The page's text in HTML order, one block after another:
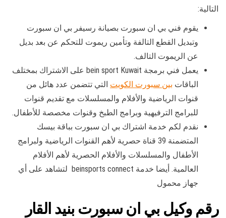
التالية:
يقوم فني بي ان سبورت بصيانة رسيفر بي ان سبورت
وتبديل القطع التالفة وتأمين ريموت للتحكم عن بعد بديل
عن الريموت التالف.
يعمل فني برمجة bein sport Kuwait على الاشتراك بمختلف
الباقات بين سبورت الكويت التي تتضمن عدد هائل من
قنوات الرياضية والأفلام والمسلسلات مع تقديم قنوات
للبرامج الترفيهية وبرامج الطبخ وقنوات مخصصة للأطفال.
نقدم لكم خدمة اشتراك بي ان سبورت بباقة بيسك
المتضمنة 39 قناة حصرية لأهم القنوات الرياضية ولبرامج
الأطفال والمسلسلات والأفلام الحصرية لأهم الأفلام
العالمية. أيضا خدمة beinsports connect لتشاهد على أي
جهاز محمول
رقم وكيل بي ان سبورت بنيد القار